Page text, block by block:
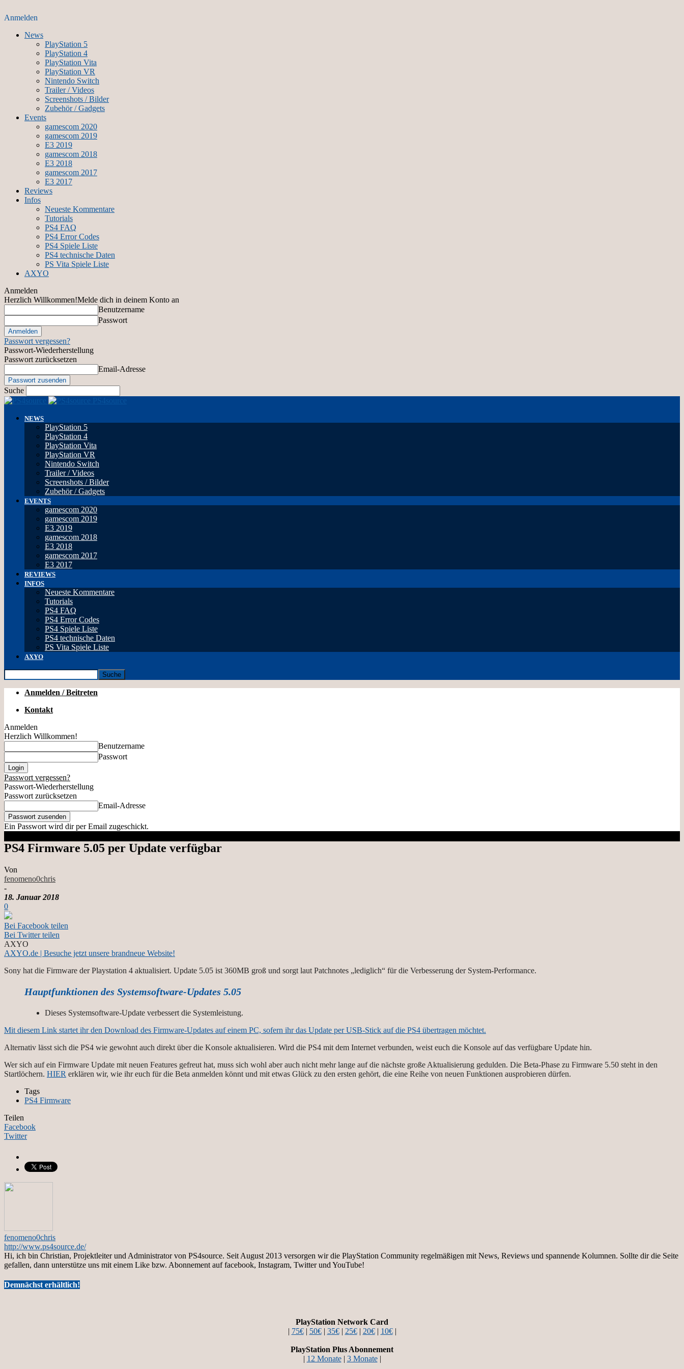
Anmelden
News
PlayStation 5
PlayStation 4
PlayStation Vita
PlayStation VR
Nintendo Switch
Trailer / Videos
Screenshots / Bilder
Zubehör / Gadgets
Events
gamescom 2020
gamescom 2019
E3 2019
gamescom 2018
E3 2018
gamescom 2017
E3 2017
Reviews
Infos
Neueste Kommentare
Tutorials
PS4 FAQ
PS4 Error Codes
PS4 Spiele Liste
PS4 technische Daten
PS Vita Spiele Liste
AXYO
Anmelden
Herzlich Willkommen!Melde dich in deinem Konto an
Benutzername
Passwort
Passwort vergessen?
Passwort-Wiederherstellung
Passwort zurücksetzen
Email-Adresse
Suche
NEWS
PlayStation 5
PlayStation 4
PlayStation Vita
PlayStation VR
Nintendo Switch
Trailer / Videos
Screenshots / Bilder
Zubehör / Gadgets
EVENTS
gamescom 2020
gamescom 2019
E3 2019
gamescom 2018
E3 2018
gamescom 2017
E3 2017
REVIEWS
INFOS
Neueste Kommentare
Tutorials
PS4 FAQ
PS4 Error Codes
PS4 Spiele Liste
PS4 technische Daten
PS Vita Spiele Liste
AXYO
Anmelden / Beitreten
Kontakt
Anmelden
Herzlich Willkommen!
Benutzername
Passwort
Passwort vergessen?
Passwort-Wiederherstellung
Passwort zurücksetzen
Email-Adresse
Ein Passwort wird dir per Email zugeschickt.
PS4 Firmware 5.05 per Update verfügbar
Von
fenomeno0chris
-
18. Januar 2018
0
Bei Facebook teilen
Bei Twitter teilen
AXYO
AXYO.de | Besuche jetzt unsere brandneue Website!
Sony hat die Firmware der Playstation 4 aktualisiert. Update 5.05 ist 360MB groß und sorgt laut Patchnotes „lediglich“ für die Verbesserung der System-Performance.
Hauptfunktionen des Systemsoftware-Updates 5.05
Dieses Systemsoftware-Update verbessert die Systemleistung.
Mit diesem Link startet ihr den Download des Firmware-Updates auf einem PC, sofern ihr das Update per USB-Stick auf die PS4 übertragen möchtet.
Alternativ lässt sich die PS4 wie gewohnt auch direkt über die Konsole aktualisieren. Wird die PS4 mit dem Internet verbunden, weist euch die Konsole auf das verfügbare Update hin.
Wer sich auf ein Firmware Update mit neuen Features gefreut hat, muss sich wohl aber auch nicht mehr lange auf die nächste große Aktualisierung gedulden. Die Beta-Phase zu Firmware 5.50 steht in den
Startlöchern. HIER erklären wir, wie ihr euch für die Beta anmelden könnt und mit etwas Glück zu den ersten gehört, die eine Reihe von neuen Funktionen ausprobieren dürfen.
Tags
PS4 Firmware
Teilen
Facebook
Twitter
fenomeno0chris
http://www.ps4source.de/
Hi, ich bin Christian, Projektleiter und Administrator von PS4source. Seit August 2013 versorgen wir die PlayStation Community regelmäßigen mit News, Reviews und spannende Kolumnen. Sollte dir die Seite
gefallen, dann unterstütze uns mit einem Like bzw. Abonnement auf facebook, Instagram, Twitter und YouTube!
Demnächst erhältlich!
PlayStation Network Card
| 75€| 50€| 35€| 25€| 20€| 10€|
PlayStation Plus Abonnement
| 12 Monate| 3 Monate|